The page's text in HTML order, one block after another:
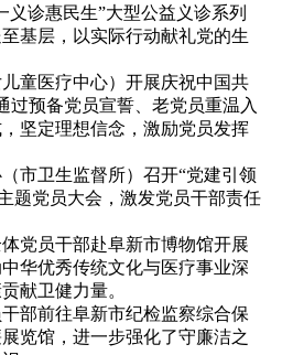
义诊惠民生”大型公益义诊系列
基层，以实际行动献礼党的生
医疗中心）开展庆祝中国共
过预备党员宣誓、老党员重温入
坚定理想信念，激励党员发挥
卫生监督所）召开“党建引领
题党员大会，激发党员干部责任
员干部赴阜新市博物馆开展
华优秀传统文化与医疗事业深
献卫健力量。
前往阜新市纪检监察综合保
览馆，进一步强化了守廉洁之